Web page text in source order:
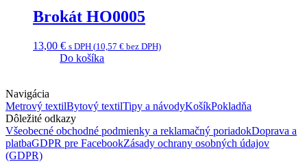
Brokát HO0005
13,00 € s DPH (10,57 € bez DPH)
Do košíka
Navigácia
Metrový textilBytový textilTipy a návodyKošíkPokladňa
Dôležité odkazy
Všeobecné obchodné podmienky a reklamačný poriadokDoprava a
platbaGDPR pre FacebookZásady ochrany osobných údajov
(GDPR)